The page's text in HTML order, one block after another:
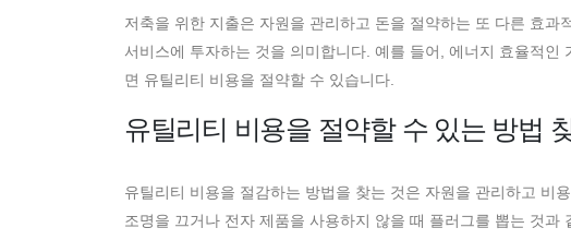
저축을 위한 지출은 자원을 관리하고 돈을 절약하는 또 다른 효
서비스에 투자하는 것을 의미합니다. 예를 들어, 에너지 효율적
면 유틸리티 비용을 절약할 수 있습니다.
유틸리티 비용을 절약할 수 있는 방법
유틸리티 비용을 절감하는 방법을 찾는 것은 자원을 관리하고 비
조명을 끄거나 전자 제품을 사용하지 않을 때 플러그를 뽑는 것과